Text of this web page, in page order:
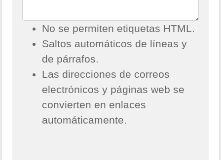
No se permiten etiquetas HTML.
Saltos automáticos de líneas y
de párrafos.
Las direcciones de correos
electrónicos y páginas web se
convierten en enlaces
automáticamente.